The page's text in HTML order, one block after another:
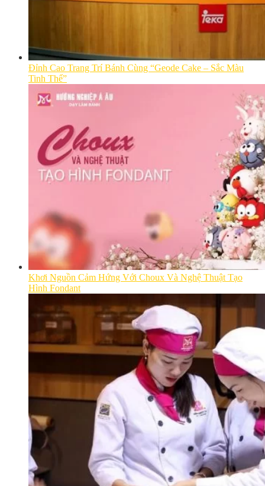
Đỉnh Cao Trang Trí Bánh Cùng “Geode Cake – Sắc Màu
Tinh Thể”
Khơi Nguồn Cảm Hứng Với Choux Và Nghệ Thuật Tạo
Hình Fondant